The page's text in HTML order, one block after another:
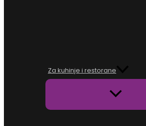
Za kuhinje i restorane